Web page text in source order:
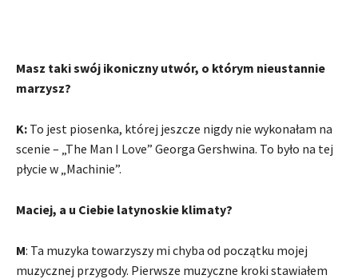
Masz taki swój ikoniczny utwór, o którym nieustannie
marzysz?
K: To jest piosenka, której jeszcze nigdy nie wykonałam na
scenie – „The Man I Love” Georga Gershwina. To było na tej
płycie w „Machinie”.
Maciej, a u Ciebie latynoskie klimaty?
M: Ta muzyka towarzyszy mi chyba od początku mojej
muzycznej przygody. Pierwsze muzyczne kroki stawiałem